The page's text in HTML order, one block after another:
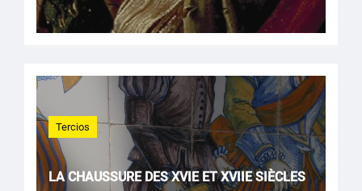
Tercios
LA CHAUSSURE DES XVIE ET XVIIE SIÈCLES